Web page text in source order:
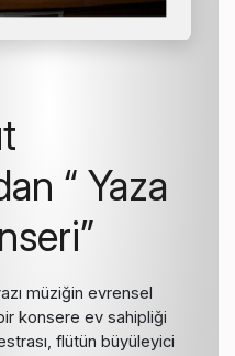
“ Yaza
müziğin evrensel
konsere ev sahipliği
flütün büyüleyici